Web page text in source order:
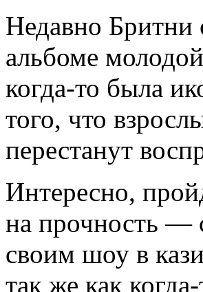
Недавно Бритни
альбоме
когда-то была
того, что
перестанут
Интересно,
на прочность —
своим шоу в
так же как